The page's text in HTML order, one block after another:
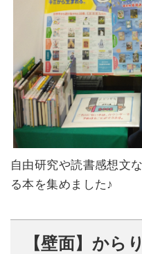
自由研究や読書感想文
る本を集めました♪
【壁面】から